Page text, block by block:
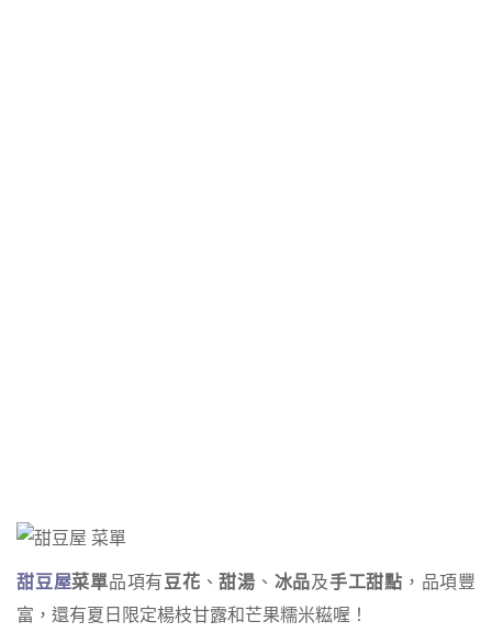
甜豆屋菜單品項有 豆花 、甜湯 、 冰品及手工甜點 ，品項豐
富，還有夏日限定楊枝甘露和芒果糯米糍喔！